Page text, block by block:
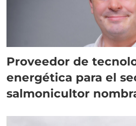
Proveedor de
energética para el
salmonicultor